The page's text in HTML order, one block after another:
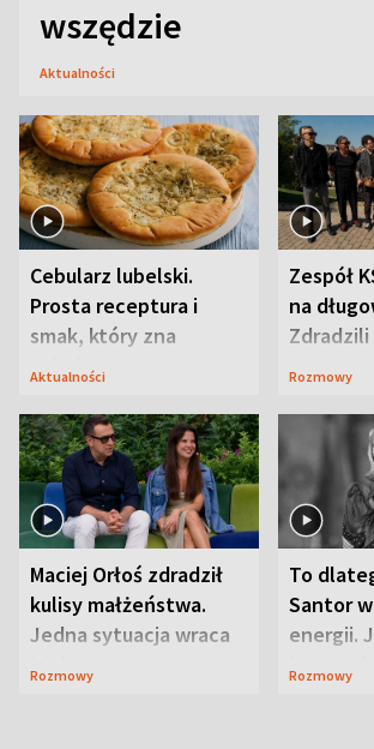
wszędzie
Aktualności
Cebularz lubelski.
Prosta receptura i
smak, który zna
Lubelszczyzna
Aktualności
Zespół
na
Rozmowy
Maciej Orłoś zdradził
kulisy małżeństwa.
Jedna sytuacja wraca
jak bumerang
Rozmowy
To
Santor
energii.
jest
Rozmowy